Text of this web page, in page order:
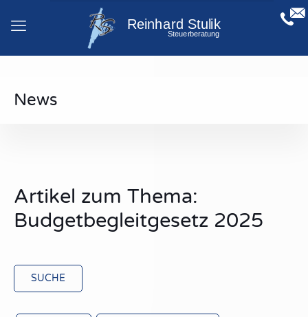
News
Artikel zum Thema:
Budgetbegleitgesetz 2025
SUCHE